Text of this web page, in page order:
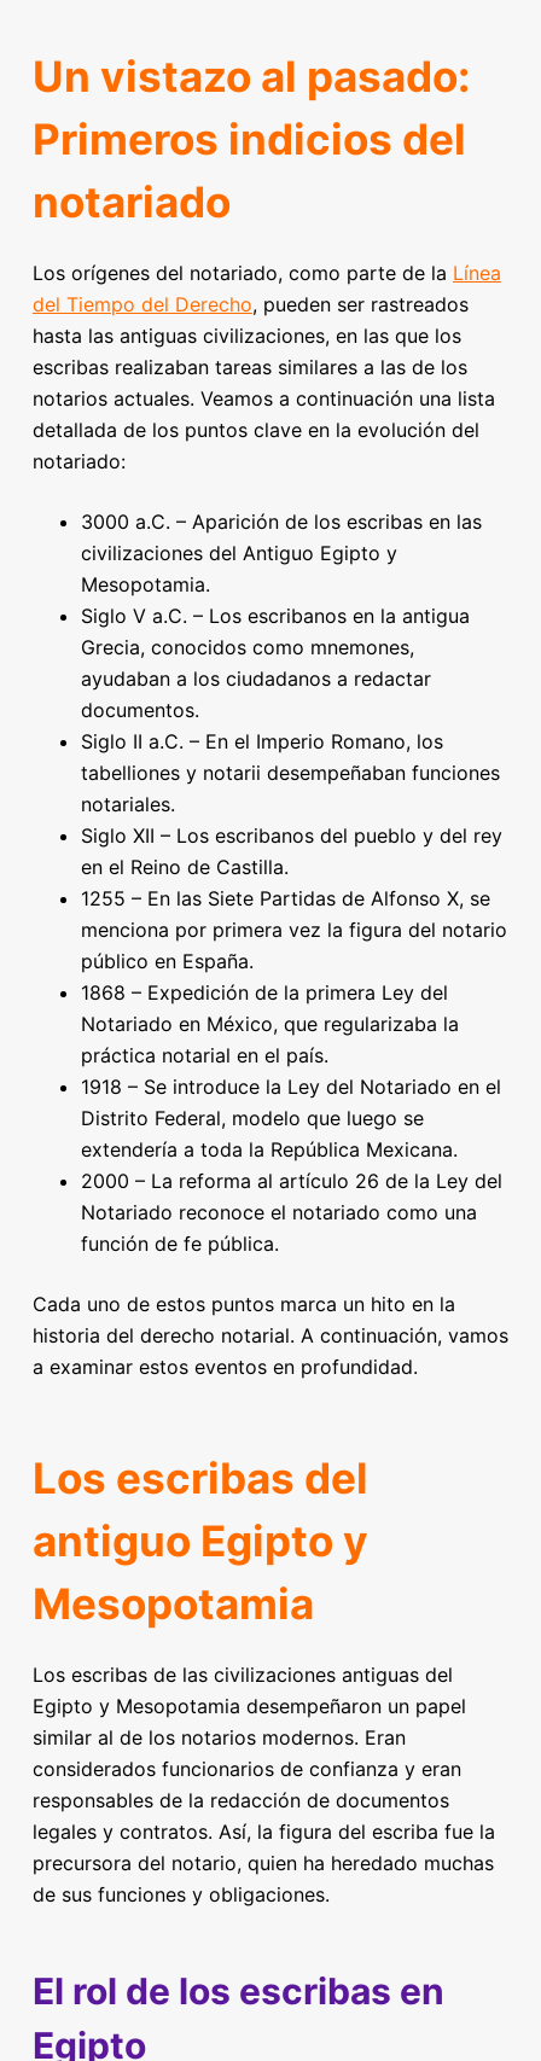
Un vistazo al pasado:
Primeros indicios del
notariado
Los orígenes del notariado, como parte de la Línea
del Tiempo del Derecho, pueden ser rastreados
hasta las antiguas civilizaciones, en las que los
escribas realizaban tareas similares a las de los
notarios actuales. Veamos a continuación una lista
detallada de los puntos clave en la evolución del
notariado:
3000 a.C. – Aparición de los escribas en las
civilizaciones del Antiguo Egipto y
Mesopotamia.
Siglo V a.C. – Los escribanos en la antigua
Grecia, conocidos como mnemones,
ayudaban a los ciudadanos a redactar
documentos.
Siglo II a.C. – En el Imperio Romano, los
tabelliones y notarii desempeñaban funciones
notariales.
Siglo XII – Los escribanos del pueblo y del rey
en el Reino de Castilla.
1255 – En las Siete Partidas de Alfonso X, se
menciona por primera vez la figura del notario
público en España.
1868 – Expedición de la primera Ley del
Notariado en México, que regularizaba la
práctica notarial en el país.
1918 – Se introduce la Ley del Notariado en el
Distrito Federal, modelo que luego se
extendería a toda la República Mexicana.
2000 – La reforma al artículo 26 de la Ley del
Notariado reconoce el notariado como una
función de fe pública.
Cada uno de estos puntos marca un hito en la
historia del derecho notarial. A continuación, vamos
a examinar estos eventos en profundidad.
Los escribas del
antiguo Egipto y
Mesopotamia
Los escribas de las civilizaciones antiguas del
Egipto y Mesopotamia desempeñaron un papel
similar al de los notarios modernos. Eran
considerados funcionarios de confianza y eran
responsables de la redacción de documentos
legales y contratos. Así, la figura del escriba fue la
precursora del notario, quien ha heredado muchas
de sus funciones y obligaciones.
El rol de los escribas en
Egipto